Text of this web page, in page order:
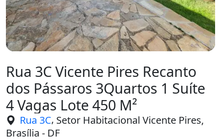
Rua 3C Vicente Pires Recanto
dos Pássaros 3Quartos 1 Suíte
4 Vagas Lote 450 M²
Rua 3C, Setor Habitacional Vicente Pires,
Brasília - DF